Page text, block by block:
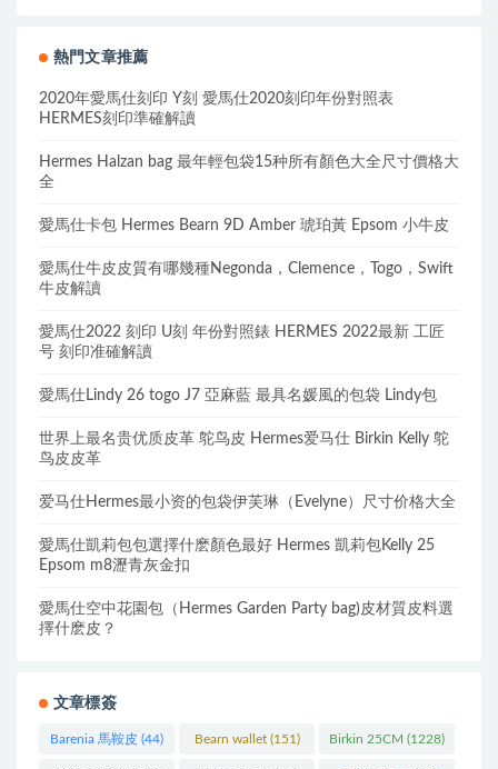
熱門文章推薦
2020年愛馬仕刻印 Y刻 愛馬仕2020刻印年份對照表
HERMES刻印準確解讀
Hermes Halzan bag 最年輕包袋15种所有顏色大全尺寸價格大
全
愛馬仕卡包 Hermes Bearn 9D Amber 琥珀黃 Epsom 小牛皮
愛馬仕牛皮皮質有哪幾種Negonda，Clemence，Togo，Swift
牛皮解讀
愛馬仕2022 刻印 U刻 年份對照錶 HERMES 2022最新 工匠
号 刻印准確解讀
愛馬仕Lindy 26 togo J7 亞麻藍 最具名媛風的包袋 Lindy包
世界上最名贵优质皮革 鸵鸟皮 Hermes爱马仕 Birkin Kelly 鸵
鸟皮皮革
爱马仕Hermes最小资的包袋伊芙琳（Evelyne）尺寸价格大全
愛馬仕凱莉包包選擇什麽顏色最好 Hermes 凱莉包Kelly 25
Epsom m8瀝青灰金扣
愛馬仕空中花園包（Hermes Garden Party bag)皮材質皮料選
擇什麽皮？
文章標簽
Barenia 馬鞍皮 (44) Bearn wallet(151) Birkin 25CM (1228)